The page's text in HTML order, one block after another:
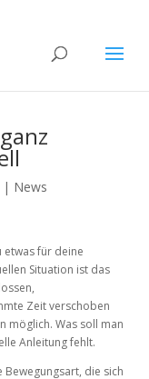
| News
etwas für deine
Situation ist das
Zeit verschoben
möglich. Was soll man
Anleitung fehlt.
Bewegungsart, die sich